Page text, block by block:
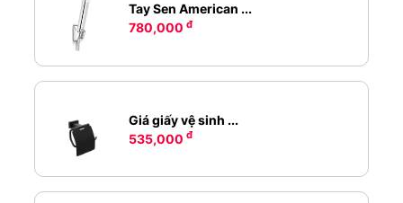
Tay Sen American ...
780,000đ
Giá giấy vệ sinh ...
535,000đ